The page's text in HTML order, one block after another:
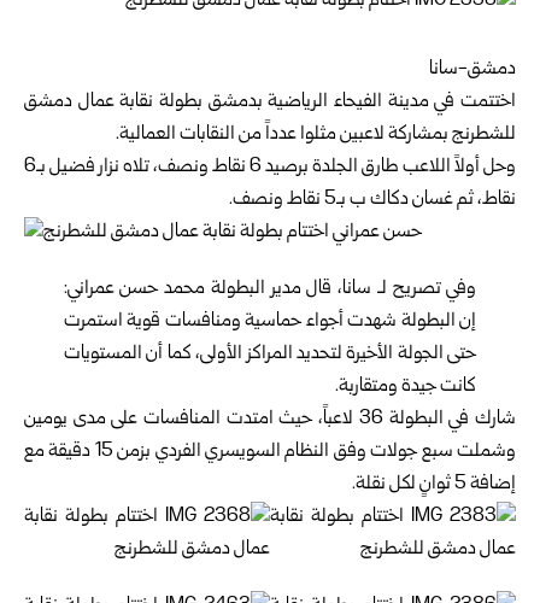
دمشق-سانا
اختتمت في مدينة الفيحاء الرياضية بدمشق بطولة نقابة عمال دمشق
للشطرنج بمشاركة لاعبين مثلوا عدداً من النقابات العمالية.
وحل أولاً اللاعب طارق الجلدة برصيد 6 نقاط ونصف، تلاه نزار فضيل بـ6
نقاط، ثم غسان دكاك ب بـ5 نقاط ونصف.
وفي تصريح لـ سانا، قال مدير البطولة محمد حسن عمراني:
إن البطولة شهدت أجواء حماسية ومنافسات قوية استمرت
حتى الجولة الأخيرة لتحديد المراكز الأولى، كما أن المستويات
كانت جيدة ومتقاربة.
شارك في البطولة 36 لاعباً، حيث امتدت المنافسات على مدى يومين
وشملت سبع جولات وفق النظام السويسري الفردي بزمن 15 دقيقة مع
إضافة 5 ثوانٍ لكل نقلة.